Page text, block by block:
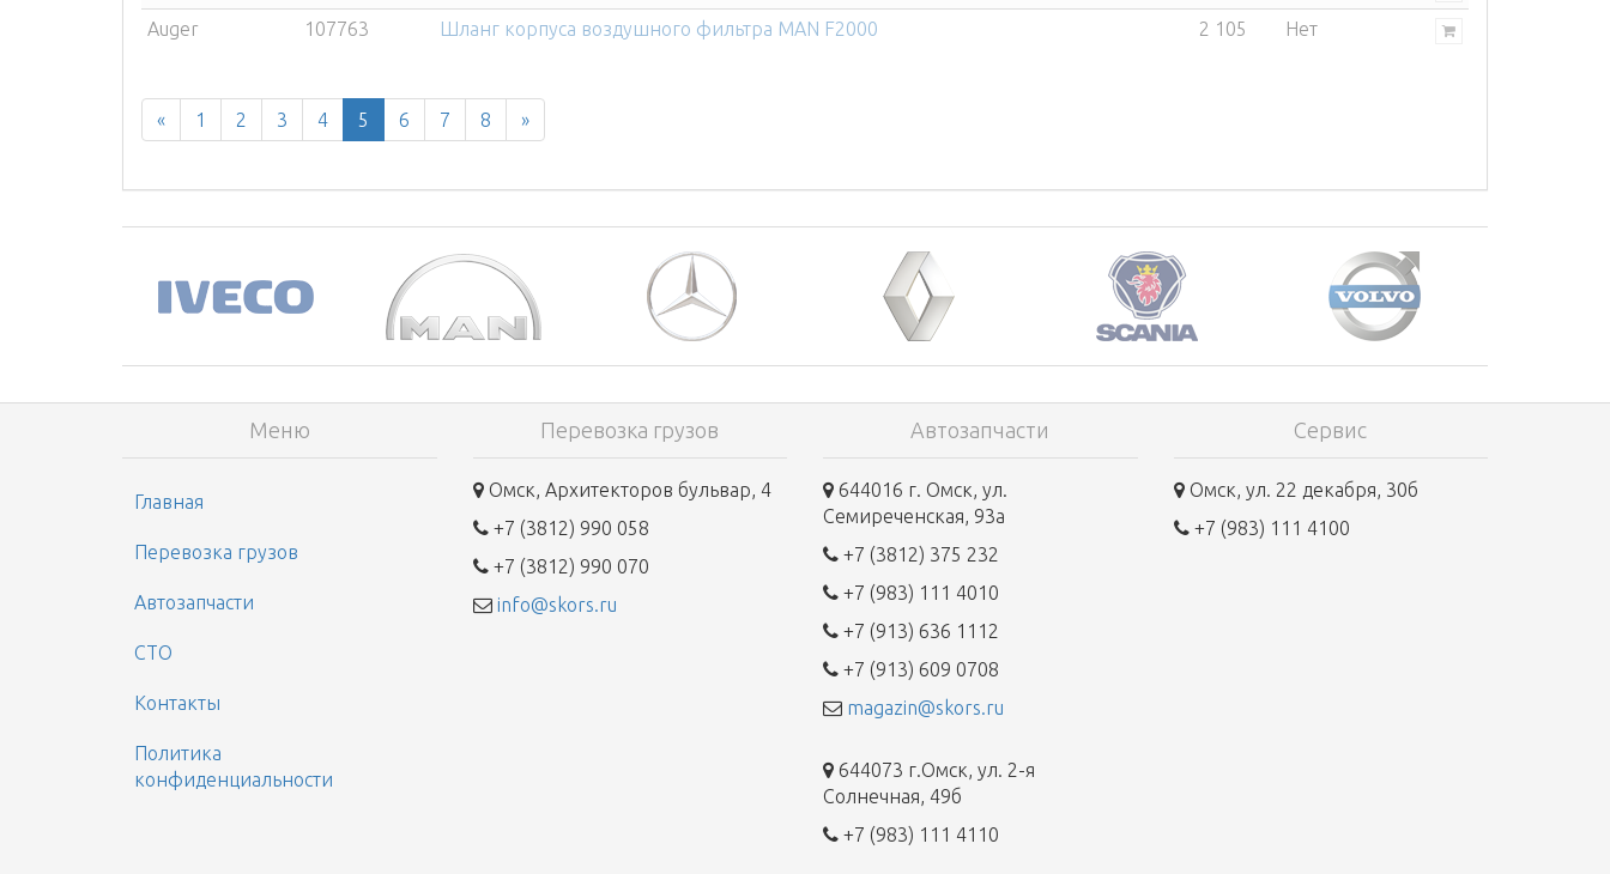
Auger
107763 Шланг корпуса воздушного фильтра MAN F2000 2 105 Нет
« 1 2 3 4 5 6 7 8 »
Меню
Главная
Перевозка грузов
Автозапчасти
СТО
Контакты
Политика
конфиденциальности
Перевозка грузов
Омск, Архитекторов бульвар, 4
+7 (3812) 990 058
+7 (3812) 990 070
info@skors.ru
Автозапчасти
644016 г. Омск, ул.
Семиреченская, 93а
+7 (3812) 375 232
+7 (983) 111 4010
+7 (913) 636 1112
+7 (913) 609 0708
magazin@skors.ru
644073 г.Омск, ул. 2-я
Солнечная, 49б
+7 (983) 111 4110
Сервис
Омск, ул. 22 декабря, 30б
+7 (983) 111 4100